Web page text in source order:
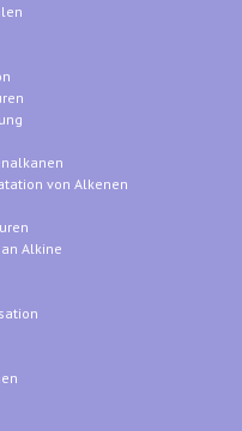
von Alkenen
Alkine